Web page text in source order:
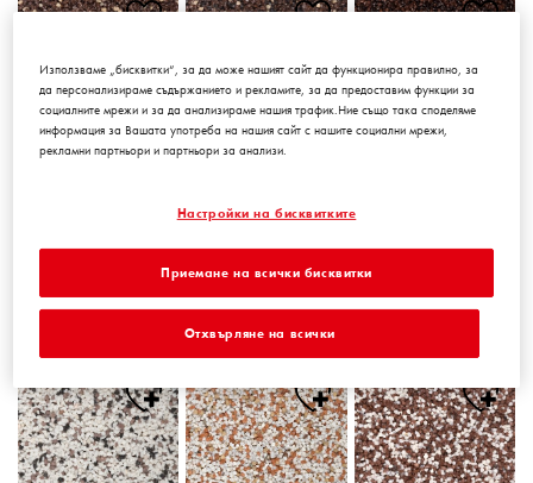
Granada1 Granada2 Granada3
Използваме „бисквитки“, за да може нашият сайт да функционира правилно, за
да персонализираме съдържанието и рекламите, за да предоставим функции за
социалните мрежи и за да анализираме нашия трафик.Ние също така споделяме
информация за Вашата употреба на нашия сайт с нашите социални мрежи,
рекламни партньори и партньори за анализи.
Настройки на бисквитките
Отхвърляне на всички
Приемане на всички бисквитки